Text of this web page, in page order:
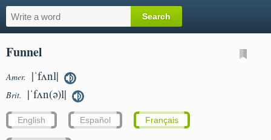
Funnel
Amer. |ˈfʌnl|
Brit. |ˈfʌn(ə)l|
English Español Français